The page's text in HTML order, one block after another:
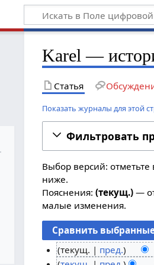
Karel —
Статья
Показать журналы для этой
Фильтровать
Выбор версий:
ниже.
Пояснения:(текущ.) —
малые изменения.
текущ. пред.
Н